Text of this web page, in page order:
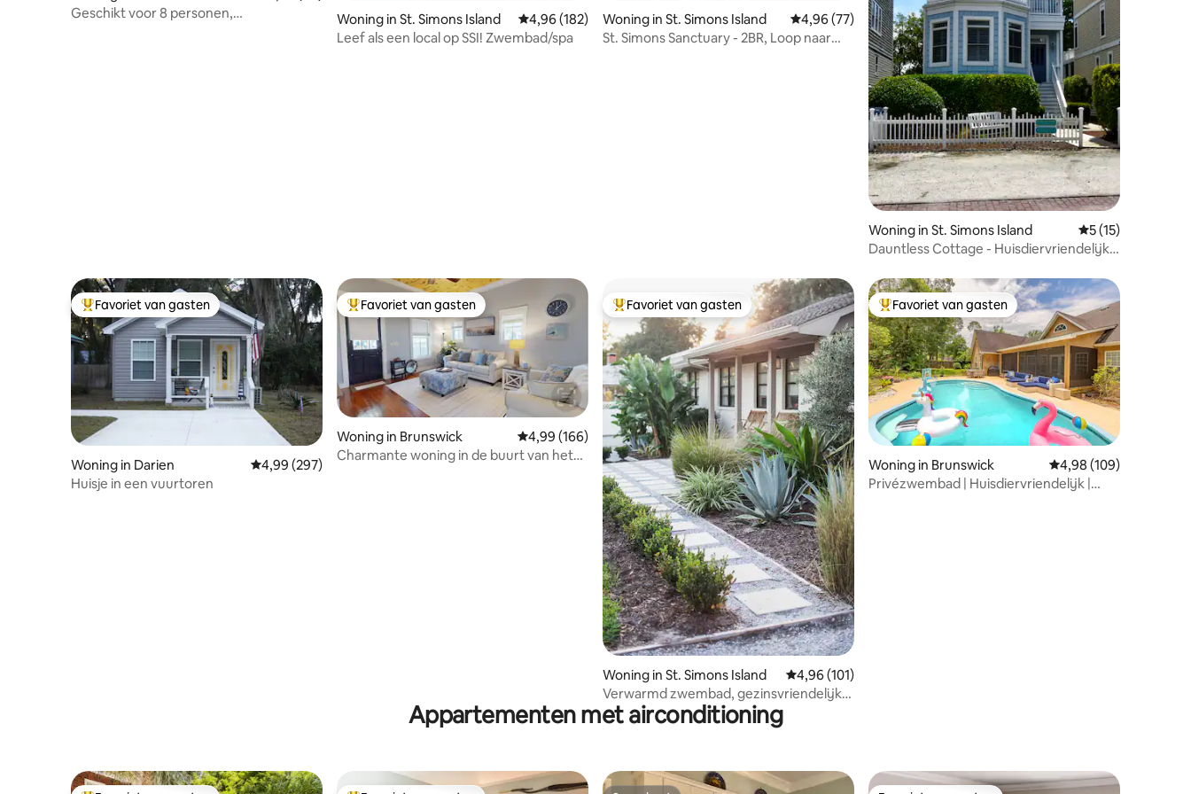
Geschikt voor 8 personen,
Woning in St. Simons Island Gemiddelde beoordeling van 4,96 uit 5, 182 recensies
4,96 (182)
Leef als een local op SSI! Zwembad/spa
Woning in St. Simons Island Gemiddelde beoordeling van 4,96 uit 5, 77 recensies
4,96 (77)
St. Simons Sanctuary - 2BR, Loop naar
Woning in St. Simons Island Gemiddelde
5 (15)
Dauntless Cottage - Huisdiervriendelijk
Topfavoriet van gasten
Favoriet van gasten
Woning in Darien Gemiddelde beoordeling van 4,99 uit 5, 297 recensies
4,99 (297)
Huisje in een vuurtoren
Topfavoriet van gasten
Favoriet van gasten
Woning in Brunswick Gemiddelde beoordeling van 4,99 uit 5, 166 recensies
4,99 (166)
Charmante woning in de buurt van het
Topfavoriet van gasten
Favoriet van gasten
Woning in St. Simons Island Gemiddelde beoordeling van 4,96 uit 5, 101 recensies
4,96 (101)
Verwarmd zwembad, gezinsvriendelijk,
geweldige locatie
Topfavoriet van gasten
Favoriet van gasten
Woning in Brunswick Gemiddelde
4,98 (109)
Privézwembad | Huisdiervriendelijk |
Appartementen met airconditioning